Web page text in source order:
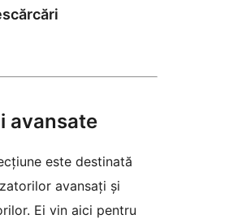
avansate
este destinată
avansați și
Ei vin aici pentru